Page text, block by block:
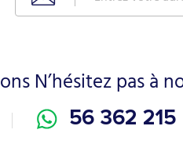
N’hésitez pas à
56 362 215